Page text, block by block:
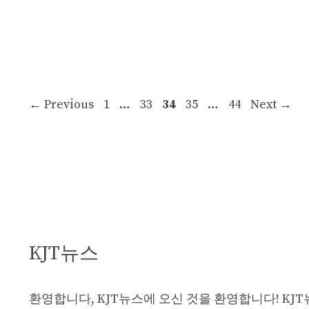
← Previous Page
1 … Page
33 Page
34 Page
35 … Page
44 Next →
KJT뉴스
환영합니다, KJT뉴스에 오신 것을 환영합니다! KJT